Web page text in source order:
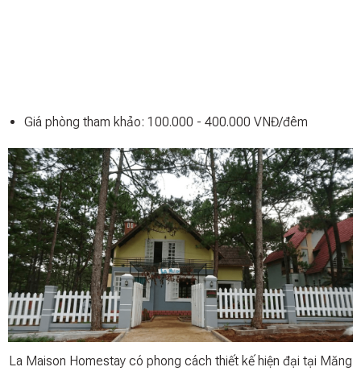
Giá phòng tham khảo: 100.000 - 400.000 VNĐ/đêm
La Maison Homestay có phong cách thiết kế hiện đại tại Măng